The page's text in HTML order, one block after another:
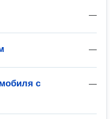
—
—
—
с